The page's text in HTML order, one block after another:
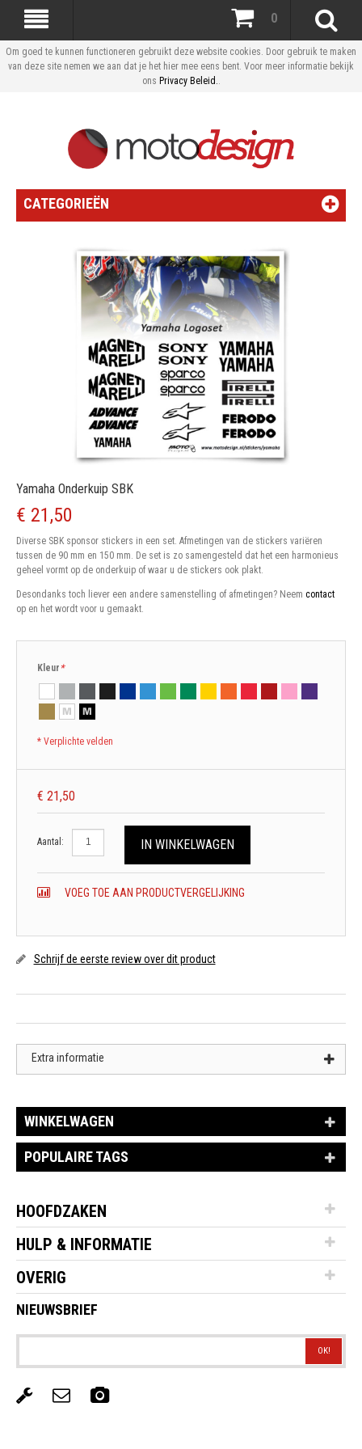
Om goed te kunnen functioneren gebruikt deze website cookies. Door gebruik te maken
van deze site nemen we aan dat je het hier mee eens bent. Voor meer informatie bekijk
ons Privacy Beleid..
0
CATEGORIEËN
Yamaha Onderkuip SBK
€ 21,50
Diverse SBK sponsor stickers in een set. Afmetingen van de stickers variëren
tussen de 90 mm en 150 mm. De set is zo samengesteld dat het een harmonieus
geheel vormt op de onderkuip of waar u de stickers ook plakt.
Desondanks toch liever een andere samenstelling of afmetingen? Neem contact
op en het wordt voor u gemaakt.
*
Kleur
* Verplichte velden
€ 21,50
Aantal: IN WINKELWAGEN
VOEG TOE AAN PRODUCTVERGELIJKING
Schrijf de eerste review over dit product
Extra informatie
WINKELWAGEN
POPULAIRE TAGS
HOOFDZAKEN
HULP & INFORMATIE
OVERIG
NIEUWSBRIEF
OK!